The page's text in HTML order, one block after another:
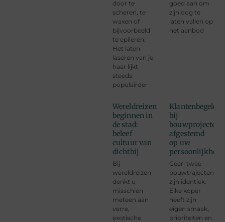
door te
scheren, te
waxen of
bijvoorbeeld
te epileren.
Het laten
laseren van je
haar lijkt
steeds
populairder
goed aan om
zijn oog te
laten vallen op
het aanbod
Wereldreizen
beginnen in
de stad:
beleef
cultuur van
dichtbij
Bij
wereldreizen
denkt u
misschien
meteen aan
verre,
exotische
bij
bouwprojecten
afgestemd
op uw
persoonlijkheid
Geen twee
bouwtrajecten
zijn identiek.
Elke koper
heeft zijn
eigen smaak,
prioriteiten en